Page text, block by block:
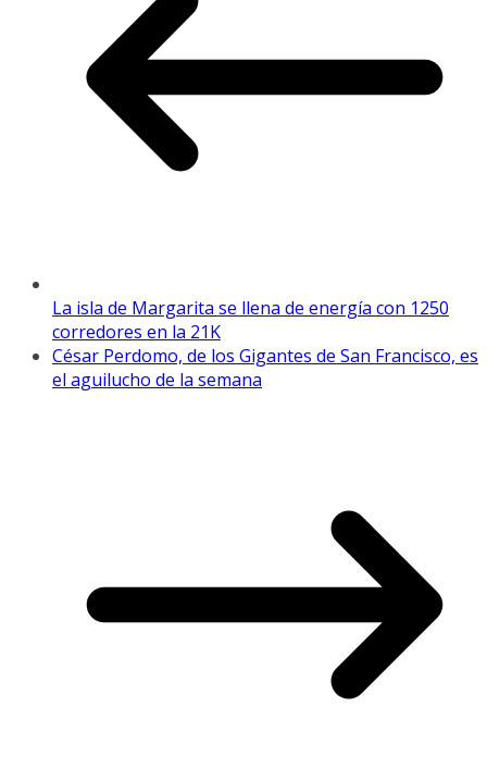
La isla de Margarita se llena de energía con 1250
corredores en la 21K
César Perdomo, de los Gigantes de San Francisco, es
el aguilucho de la semana